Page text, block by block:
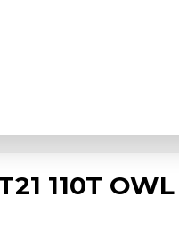
110T OWL